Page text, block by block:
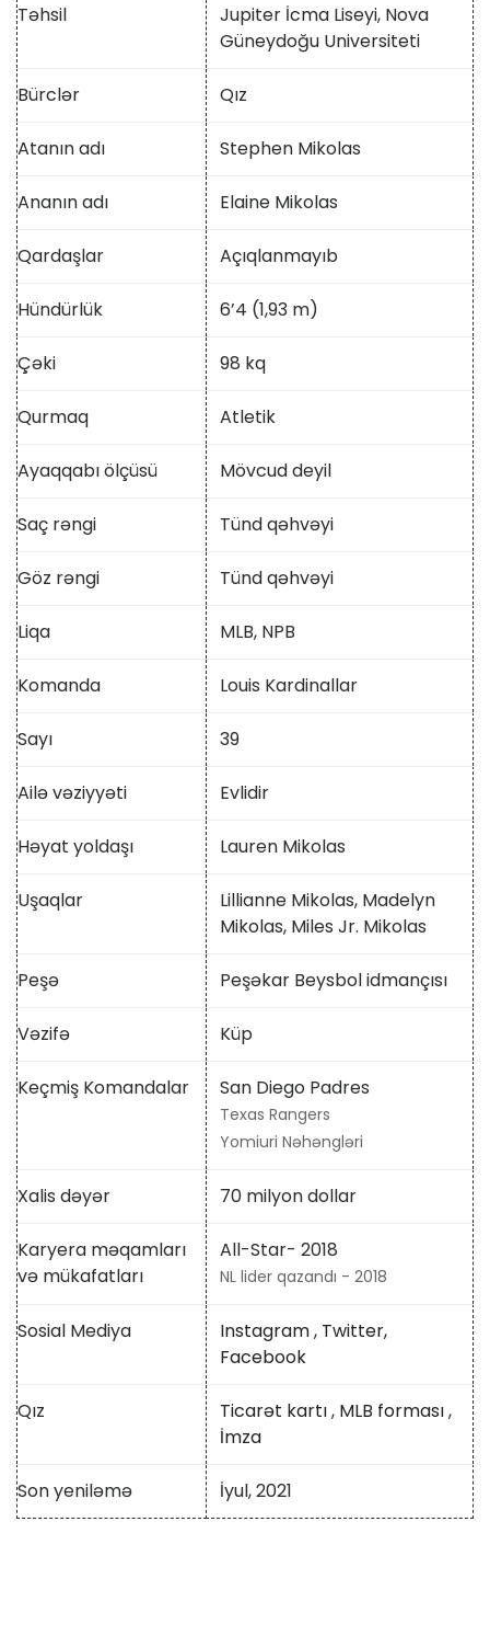
Təhsil
Jupiter İcma Liseyi, Nova
Güneydoğu Universiteti
Bürclər Qız
Atanın adı Stephen Mikolas
Ananın adı Elaine Mikolas
Qardaşlar Açıqlanmayıb
Hündürlük 6’4 (1,93 m)
Çəki 98 kq
Qurmaq Atletik
Ayaqqabı ölçüsü Mövcud deyil
Saç rəngi Tünd qəhvəyi
Göz rəngi Tünd qəhvəyi
Liqa MLB, NPB
Komanda Louis Kardinallar
Sayı 39
Ailə vəziyyəti Evlidir
Həyat yoldaşı Lauren Mikolas
Uşaqlar
Lillianne Mikolas, Madelyn
Mikolas, Miles Jr. Mikolas
Peşə Peşəkar Beysbol idmançısı
Vəzifə Küp
Keçmiş Komandalar San Diego Padres
Texas Rangers
Yomiuri Nəhəngləri
Xalis dəyər 70 milyon dollar
Karyera məqamları
və mükafatları
All-Star- 2018
NL lider qazandı - 2018
Sosial Mediya Instagram, Twitter,
Facebook
Qız Ticarət kartı, MLB forması,
İmza
Son yeniləmə İyul, 2021